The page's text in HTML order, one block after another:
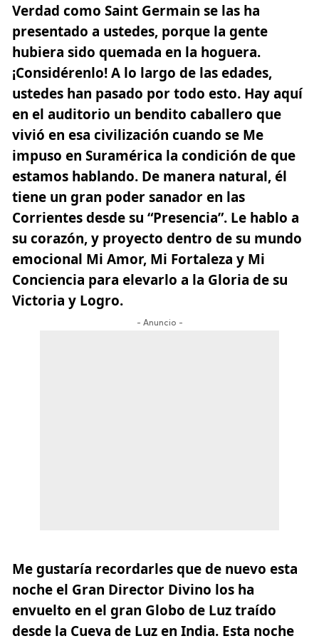
Verdad como Saint Germain se las ha
presentado a ustedes, porque la gente
hubiera sido quemada en la hoguera.
¡Considérenlo! A lo largo de las edades,
ustedes han pasado por todo esto. Hay aquí
en el auditorio un bendito caballero que
vivió en esa civilización cuando se Me
impuso en Suramérica la condición de que
estamos hablando. De manera natural, él
tiene un gran poder sanador en las
Corrientes desde su “Presencia”. Le hablo a
su corazón, y proyecto dentro de su mundo
emocional Mi Amor, Mi Fortaleza y Mi
Conciencia para elevarlo a la Gloria de su
Victoria y Logro.
- Anuncio -
Me gustaría recordarles que de nuevo esta
noche el Gran Director Divino los ha
envuelto en el gran Globo de Luz traído
desde la Cueva de Luz en India. Esta noche